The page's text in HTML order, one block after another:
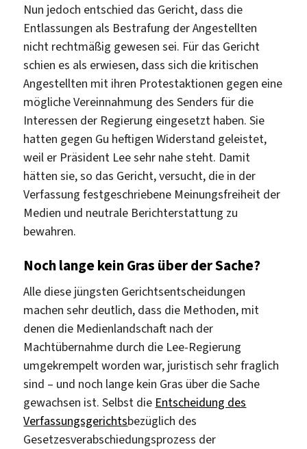
Nun jedoch entschied das Gericht, dass die
Entlassungen als Bestrafung der Angestellten
nicht rechtmäßig gewesen sei. Für das Gericht
schien es als erwiesen, dass sich die kritischen
Angestellten mit ihren Protestaktionen gegen eine
mögliche Vereinnahmung des Senders für die
Interessen der Regierung eingesetzt haben. Sie
hatten gegen Gu heftigen Widerstand geleistet,
weil er Präsident Lee sehr nahe steht. Damit
hätten sie, so das Gericht, versucht, die in der
Verfassung festgeschriebene Meinungsfreiheit der
Medien und neutrale Berichterstattung zu
bewahren.
Noch lange kein Gras über der Sache?
Alle diese jüngsten Gerichtsentscheidungen
machen sehr deutlich, dass die Methoden, mit
denen die Medienlandschaft nach der
Machtübernahme durch die Lee-Regierung
umgekrempelt worden war, juristisch sehr fraglich
sind – und noch lange kein Gras über die Sache
gewachsen ist. Selbst die Entscheidung des
Verfassungsgerichtsbezüglich des
Gesetzesverabschiedungsprozess der